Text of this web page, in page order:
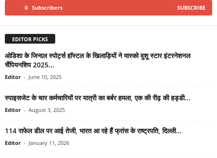
0 Subscribers SUBSCRIBE
EDITOR PICKS
ओडिशा के जिन्दल स्पोर्ट्स हॉस्टल के खिलाड़ियों ने मास्को वुशू स्टार इंटरनेशनल
चैंपियनशिप 2025...
Editor - June 10, 2025
स्पाइसजेट के चार कर्मचारियों पर यात्री का बर्बर हमला, एक की रीढ़ की हड्डी...
Editor - August 3, 2025
114 राफेल डील पर आई तेजी, भारत आ रहे हैं फ्रांस के राष्ट्रपति, दिल्ली...
Editor - January 11, 2026